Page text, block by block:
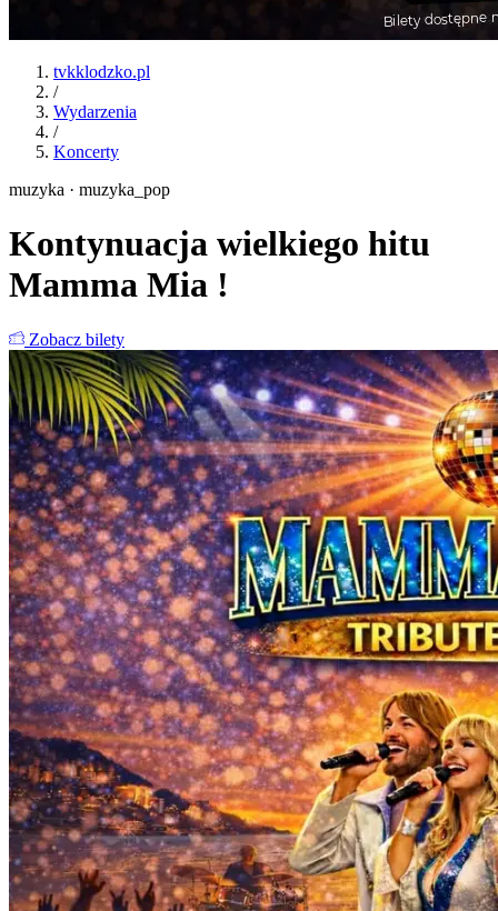
tvkklodzko.pl
/
Wydarzenia
/
Koncerty
muzyka · muzyka_pop
Kontynuacja wielkiego hitu
Mamma Mia !
Zobacz bilety